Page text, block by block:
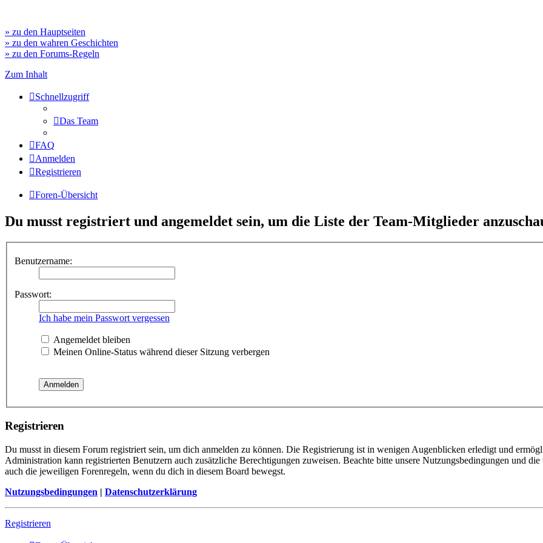
» zu den Hauptseiten
» zu den wahren Geschichten
» zu den Forums-Regeln
Zum Inhalt
Schnellzugriff
Das Team
FAQ
Anmelden
Registrieren
Foren-Übersicht
Du musst registriert und angemeldet sein, um die Liste der Team-Mitglieder
Benutzername:
Passwort:
Ich habe mein Passwort vergessen
Angemeldet bleiben
Meinen Online-Status während dieser Sitzung verbergen
Registrieren
Du musst in diesem Forum registriert sein, um dich anmelden zu können. Die Registrierung ist in wenigen Augenblicken erledigt und
Administration kann registrierten Benutzern auch zusätzliche Berechtigungen zuweisen. Beachte bitte unsere Nutzungsbedingungen und
auch die jeweiligen Forenregeln, wenn du dich in diesem Board bewegst.
Nutzungsbedingungen | Datenschutzerklärung
Registrieren